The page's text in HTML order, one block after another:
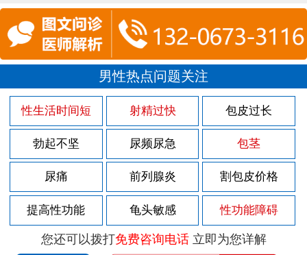
男性热点问题关注
性生活时间短 射精过快 包皮过长
勃起不坚 尿频尿急 包茎
尿痛 前列腺炎 割包皮价格
提高性功能 龟头敏感 性功能障碍
您还可以拨打免费咨询电话立即为您详解